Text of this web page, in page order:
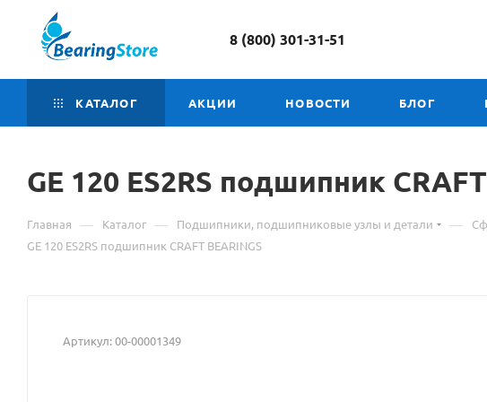
8 (800) 301-31-51
КАТАЛОГ АКЦИИ НОВОСТИ БЛОГ
GE 120 ES2RS подшипник
о
Главная — Каталог — Подшипники, подшипниковые узлы и детали —
GE 120 ES2RS подшипник CRAFT BEARINGS
Артикул:00-00001349